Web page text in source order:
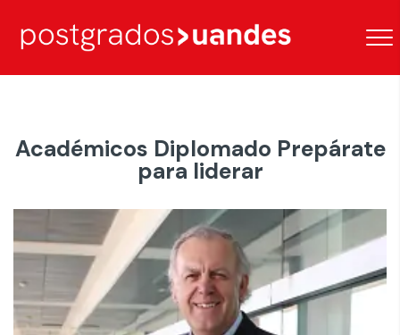
Académicos Diplomado Prepárate
para liderar